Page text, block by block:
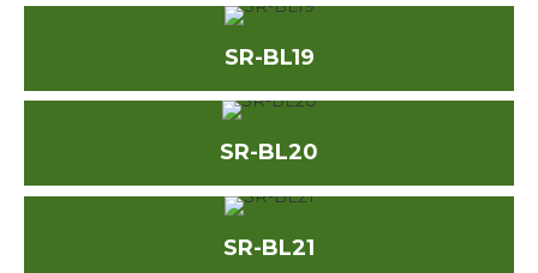
SR-BL19
SR-BL20
SR-BL21